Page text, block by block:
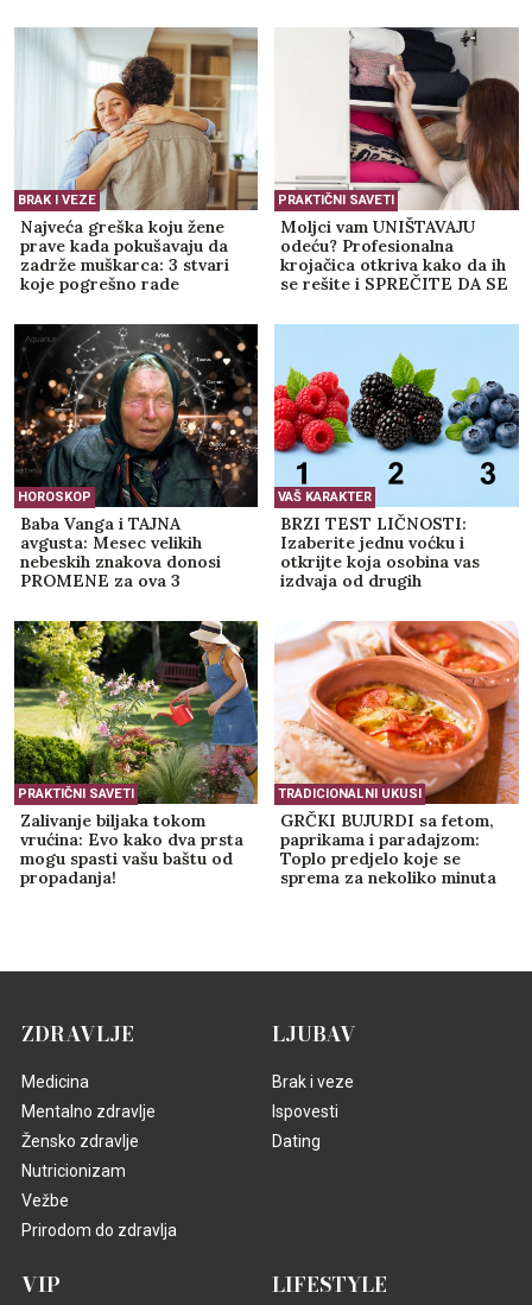
osvaja na prvi pogled
(GALERIJA)
BRAK I VEZE
Najveća greška koju žene
prave kada pokušavaju da
zadrže muškarca: 3 stvari
koje pogrešno rade
PRAKTIČNI SAVETI
Moljci vam UNIŠTAVAJU
odeću? Profesionalna
krojačica otkriva kako da ih
se rešite i SPREČITE DA SE
HOROSKOP
Baba Vanga i TAJNA
avgusta: Mesec velikih
nebeskih znakova donosi
PROMENE za ova 3
VAŠ KARAKTER
BRZI TEST LIČNOSTI:
Izaberite jednu voćku i
otkrijte koja osobina vas
izdvaja od drugih
PRAKTIČNI SAVETI
Zalivanje biljaka tokom
vrućina: Evo kako dva prsta
mogu spasti vašu baštu od
propadanja!
TRADICIONALNI UKUSI
GRČKI BUJURDI sa fetom,
paprikama i paradajzom:
Toplo predjelo koje se
sprema za nekoliko minuta
ZDRAVLJE
Medicina
Mentalno zdravlje
Žensko zdravlje
Nutricionizam
Vežbe
Prirodom do zdravlja
LJUBAV
Brak i veze
Ispovesti
Dating
VIP LIFESTYLE